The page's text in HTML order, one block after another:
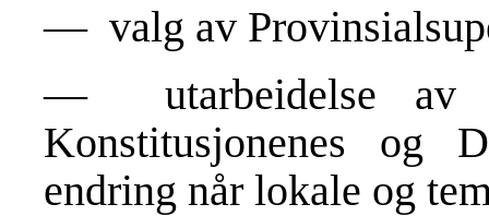
— valg av
— utarbeidelse av
Konstitu­sjonenes og
endring når lokale og